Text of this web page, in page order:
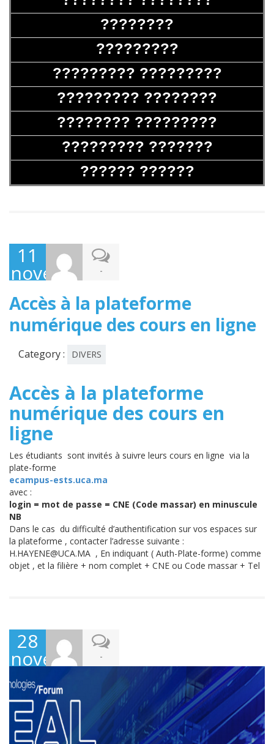
????????
?????????
????????? ?????????
????????? ????????
???????? ?????????
????????? ???????
?????? ??????
11
novembre
2020
-
Accès à la plateforme
numérique des cours en ligne
Category : DIVERS
Accès à la plateforme
numérique des cours en
ligne
Les étudiants sont invités à suivre leurs cours en ligne via la
plate-forme
ecampus-ests.uca.ma
avec :
login = mot de passe = CNE (Code massar) en minuscule
NB
Dans le cas du difficulté d’authentification sur vos espaces sur
la plateforme , contacter l’adresse suivante :
H.HAYENE@UCA.MA , En indiquant ( Auth-Plate-forme) comme
objet , et la filière + nom complet + CNE ou Code massar + Tel
28
novembre
2019
-